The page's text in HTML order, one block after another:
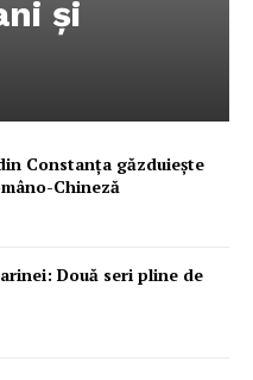
și
Constanța găzduiește
Chineză
Două seri pline de